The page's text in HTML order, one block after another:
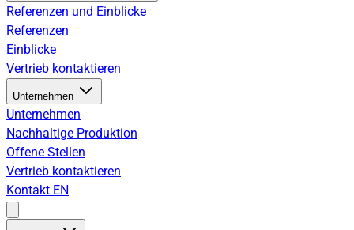
Referenzen und Einblicke
Referenzen
Einblicke
Vertrieb kontaktieren
Unternehmen
Unternehmen
Nachhaltige Produktion
Offene Stellen
Vertrieb kontaktieren
Kontakt EN